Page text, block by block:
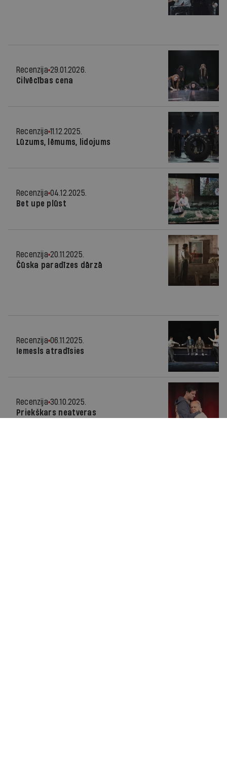
Recenzija 29.01.2026.
Cilvēcības cena
Recenzija 11.12.2025.
Lūzums, lēmums, lidojums
Recenzija 04.12.2025.
Bet upe plūst
Recenzija 20.11.2025.
Čūska paradīzes dārzā
Recenzija 06.11.2025.
Iemesls atradīsies
Recenzija 30.10.2025.
Priekškars neatveras